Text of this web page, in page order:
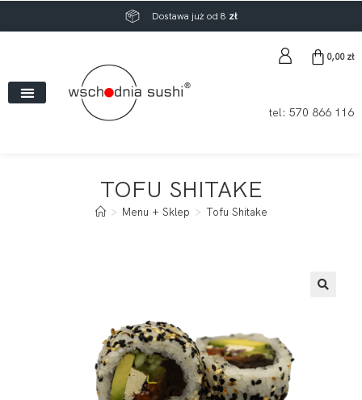
Dostawa już od 8 zł
0,00 zł
tel: 570 866 116
TOFU SHITAKE
> Menu + Sklep > Tofu Shitake